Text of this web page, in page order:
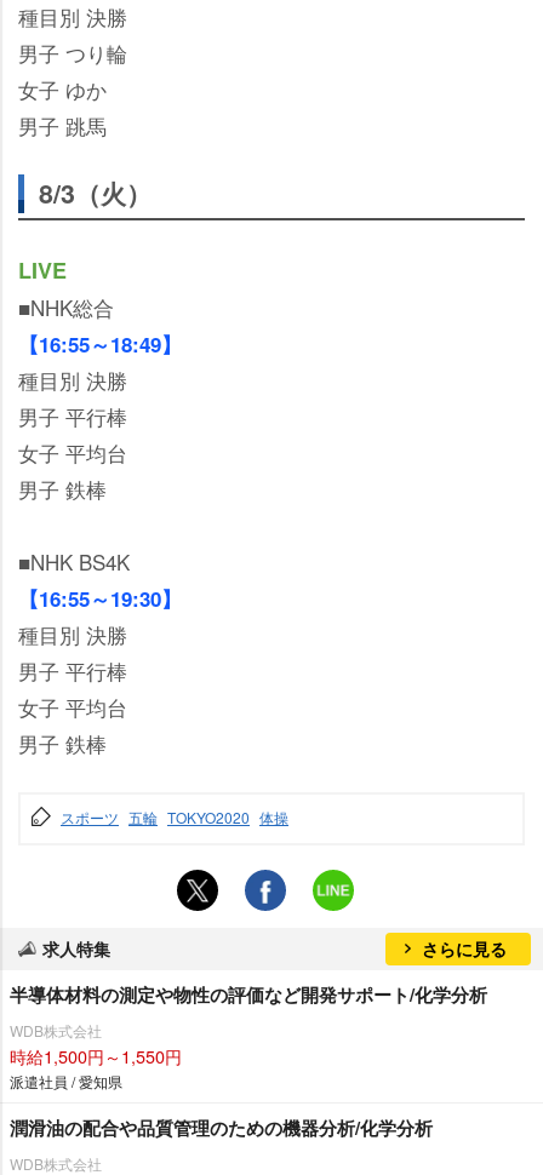
種目別 決勝
男子 つり輪
女子 ゆか
男子 跳馬
8/3（火）
LIVE
■NHK総合
【16:55～18:49】
種目別 決勝
男子 平行棒
女子 平均台
男子 鉄棒
■NHK BS4K
【16:55～19:30】
種目別 決勝
男子 平行棒
女子 平均台
男子 鉄棒
スポーツ 五輪 TOKYO2020 体操
求人特集 さらに見る
半導体材料の測定や物性の評価など開発サポート/化学分析
WDB株式会社
時給1,500円～1,550円
派遣社員 / 愛知県
潤滑油の配合や品質管理のための機器分析/化学分析
WDB株式会社